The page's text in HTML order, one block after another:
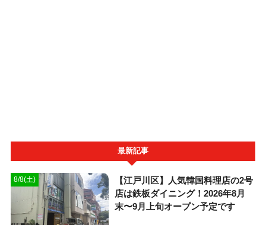
最新記事
8/8(土)
【江戸川区】人気韓国料理店の2号
店は鉄板ダイニング！2026年8月
末〜9月上旬オープン予定です